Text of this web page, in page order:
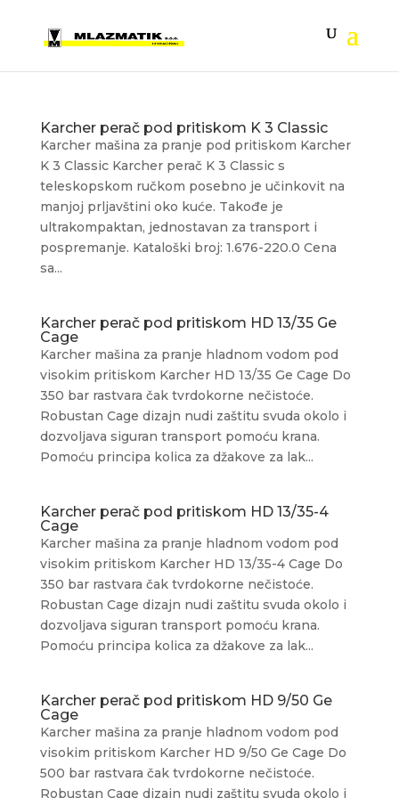
Karcher perač pod pritiskom K 3 Classic
Karcher mašina za pranje pod pritiskom Karcher
K 3 Classic Karcher perač K 3 Classic s
teleskopskom ručkom posebno je učinkovit na
manjoj prljavštini oko kuće. Takođe je
ultrakompaktan, jednostavan za transport i
pospremanje. Kataloški broj: 1.676-220.0 Cena
sa...
Karcher perač pod pritiskom HD 13/35 Ge
Cage
Karcher mašina za pranje hladnom vodom pod
visokim pritiskom Karcher HD 13/35 Ge Cage Do
350 bar rastvara čak tvrdokorne nečistoće.
Robustan Cage dizajn nudi zaštitu svuda okolo i
dozvoljava siguran transport pomoću krana.
Pomoću principa kolica za džakove za lak...
Karcher perač pod pritiskom HD 13/35-4
Cage
Karcher mašina za pranje hladnom vodom pod
visokim pritiskom Karcher HD 13/35-4 Cage Do
350 bar rastvara čak tvrdokorne nečistoće.
Robustan Cage dizajn nudi zaštitu svuda okolo i
dozvoljava siguran transport pomoću krana.
Pomoću principa kolica za džakove za lak...
Karcher perač pod pritiskom HD 9/50 Ge
Cage
Karcher mašina za pranje hladnom vodom pod
visokim pritiskom Karcher HD 9/50 Ge Cage Do
500 bar rastvara čak tvrdokorne nečistoće.
Robustan Cage dizajn nudi zaštitu svuda okolo i